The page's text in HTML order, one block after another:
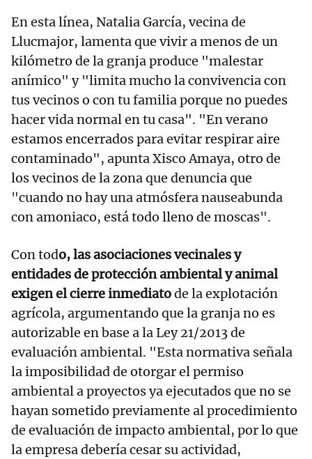
En esta línea, Natalia García, vecina de
Llucmajor, lamenta que vivir a menos de un
kilómetro de la granja produce "malestar
anímico" y "limita mucho la convivencia con
tus vecinos o con tu familia porque no puedes
hacer vida normal en tu casa". "En verano
estamos encerrados para evitar respirar aire
contaminado", apunta Xisco Amaya, otro de
los vecinos de la zona que denuncia que
"cuando no hay una atmósfera nauseabunda
con amoniaco, está todo lleno de moscas".
Con todo, las asociaciones vecinales y
entidades de protección ambiental y animal
exigen el cierre inmediatode la explotación
agrícola, argumentando que la granja no es
autorizable en base a la Ley 21/2013 de
evaluación ambiental. "Esta normativa señala
la imposibilidad de otorgar el permiso
ambiental a proyectos ya ejecutados que no se
hayan sometido previamente al procedimiento
de evaluación de impacto ambiental, por lo que
la empresa debería cesar su actividad,